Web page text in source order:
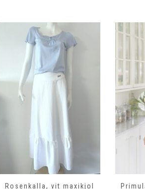
Rosenkalla, vit maxikjol